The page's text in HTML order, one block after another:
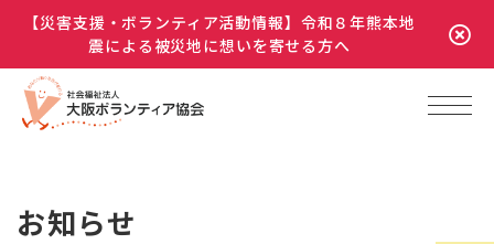
【災害支援・ボランティア活動情報】令和８年熊本地
震による被災地に想いを寄せる方へ
お知らせ